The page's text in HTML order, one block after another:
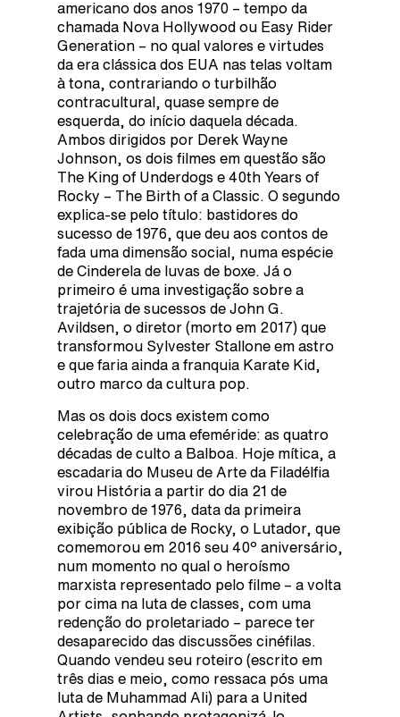
americano dos anos 1970 – tempo da
chamada Nova Hollywood ou Easy Rider
Generation – no qual valores e virtudes
da era clássica dos EUA nas telas voltam
à tona, contrariando o turbilhão
contracultural, quase sempre de
esquerda, do início daquela década.
Ambos dirigidos por Derek Wayne
Johnson, os dois filmes em questão são
The King of Underdogs e 40th Years of
Rocky – The Birth of a Classic. O segundo
explica-se pelo título: bastidores do
sucesso de 1976, que deu aos contos de
fada uma dimensão social, numa espécie
de Cinderela de luvas de boxe. Já o
primeiro é uma investigação sobre a
trajetória de sucessos de John G.
Avildsen, o diretor (morto em 2017) que
transformou Sylvester Stallone em astro
e que faria ainda a franquia Karate Kid,
outro marco da cultura pop.
Mas os dois docs existem como
celebração de uma efeméride: as quatro
décadas de culto a Balboa. Hoje mítica, a
escadaria do Museu de Arte da Filadélfia
virou História a partir do dia 21 de
novembro de 1976, data da primeira
exibição pública de Rocky, o Lutador, que
comemorou em 2016 seu 40º aniversário,
num momento no qual o heroísmo
marxista representado pelo filme – a volta
por cima na luta de classes, com uma
redenção do proletariado – parece ter
desaparecido das discussões cinéfilas.
Quando vendeu seu roteiro (escrito em
três dias e meio, como ressaca pós uma
luta de Muhammad Ali) para a United